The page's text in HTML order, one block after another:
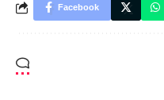
Facebook